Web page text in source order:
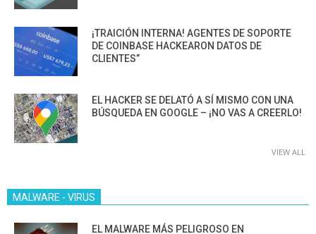
¡TRAICIÓN INTERNA! AGENTES DE SOPORTE
DE COINBASE HACKEARON DATOS DE
CLIENTES”
EL HACKER SE DELATÓ A SÍ MISMO CON UNA
BÚSQUEDA EN GOOGLE – ¡NO VAS A CREERLO!
VIEW ALL
MALWARE - VIRUS
EL MALWARE MÁS PELIGROSO EN